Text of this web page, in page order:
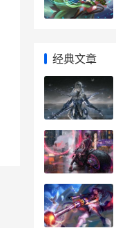
经典文章